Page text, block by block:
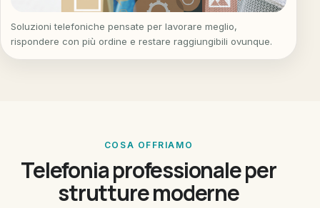
Soluzioni telefoniche pensate per lavorare meglio,
rispondere con più ordine e restare raggiungibili ovunque.
COSA OFFRIAMO
Telefonia professionale per
strutture moderne